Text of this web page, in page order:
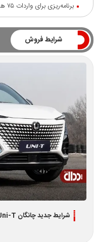
برنامه‌ریزی برای واردات ۷۵ هزار خودرو
شرایط فروش
شرایط جدید چانگان Uni-T آرینا درایو اعلام شد